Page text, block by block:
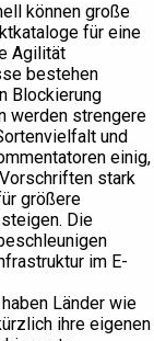
können große
für eine
Agilität
bestehen
Blockierung
werden strengere
und
einig,
stark
größere
Die
im E-
Länder wie
ihre eigenen